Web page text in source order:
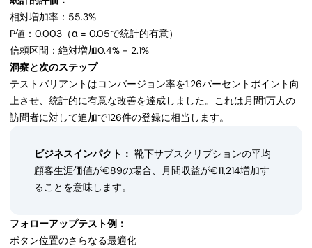
相対増加率：55.3%
P値：0.003（α = 0.05で統計的有意）
信頼区間：絶対増加0.4% - 2.1%
洞察と次のステップ
テストバリアントはコンバージョン率を1.26パーセントポイント向
上させ、統計的に有意な改善を達成しました。これは月間1万人の
訪問者に対して追加で126件の登録に相当します。
ビジネスインパクト： 靴下サブスクリプションの平均
顧客生涯価値が€89の場合、月間収益が€11,214増加す
ることを意味します。
フォローアップテスト例：
ボタン位置のさらなる最適化